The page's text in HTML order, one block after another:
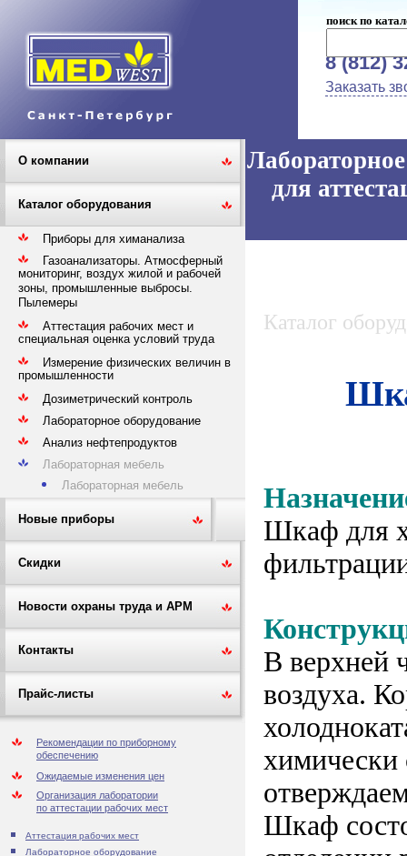
поиск по
8 (812)
Заказать
О компании
Каталог оборудования
Приборы для химанализа
Газоанализаторы. Атмосферный
мониторинг, воздух жилой и рабочей
зоны, промышленные выбросы.
Пылемеры
Аттестация рабочих мест и
специальная оценка условий труда
Измерение физических величин в
промышленности
Дозиметрический контроль
Лабораторное оборудование
Анализ нефтепродуктов
Лабораторная мебель
Лабораторная мебель
Новые приборы
Скидки
Новости охраны труда и АРМ
Контакты
Прайс-листы
Рекомендации по приборному
обеспечению
Ожидаемые изменения цен
Организация лаборатории
по аттестации рабочих мест
Аттестация рабочих мест
Лабораторное оборудование
для
Каталог
Шкаф для
В верхней
воздуха.
химически
Шкаф